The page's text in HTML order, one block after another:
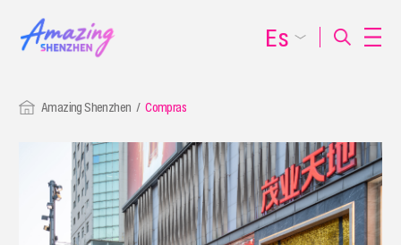
Amazing Shenzhen Compras
Es